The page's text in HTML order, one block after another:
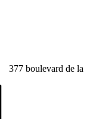
377 boulevard de la